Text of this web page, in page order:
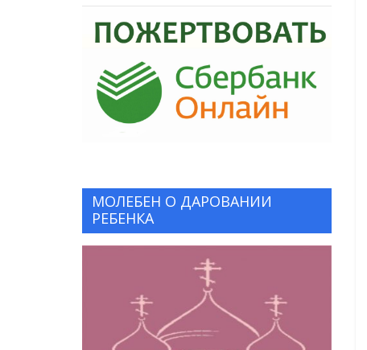
МОЛЕБЕН О ДАРОВАНИИ
РЕБЕНКА